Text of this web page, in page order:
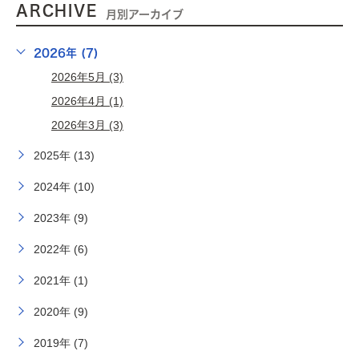
ARCHIVE 月別アーカイブ
2026年 (7)
2026年5月 (3)
2026年4月 (1)
2026年3月 (3)
2025年 (13)
2024年 (10)
2023年 (9)
2022年 (6)
2021年 (1)
2020年 (9)
2019年 (7)